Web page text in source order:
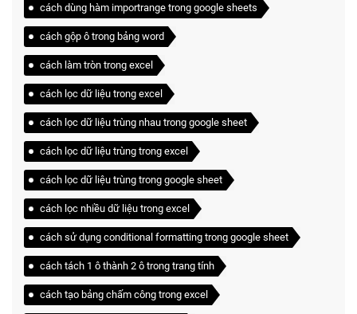
cách dùng hàm importrange trong google sheets
cách gộp ô trong bảng word
cách làm tròn trong excel
cách lọc dữ liệu trong excel
cách lọc dữ liệu trùng nhau trong google sheet
cách lọc dữ liệu trùng trong excel
cách lọc dữ liệu trùng trong google sheet
cách lọc nhiều dữ liệu trong excel
cách sử dụng conditional formatting trong google sheet
cách tách 1 ô thành 2 ô trong trang tính
cách tạo bảng chấm công trong excel